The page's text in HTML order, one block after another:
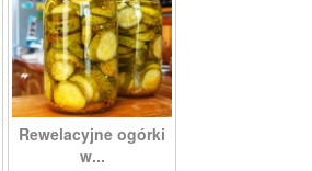
Rewelacyjne ogórki
w...